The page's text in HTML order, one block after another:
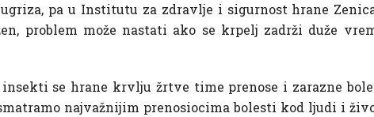
pa u Institutu za zdravlje i sigurnost hrane
problem može nastati ako se krpelj zadrži duže
se hrane krvlju žrtve time prenose i zarazne
najvažnijim prenosiocima bolesti kod ljudi i